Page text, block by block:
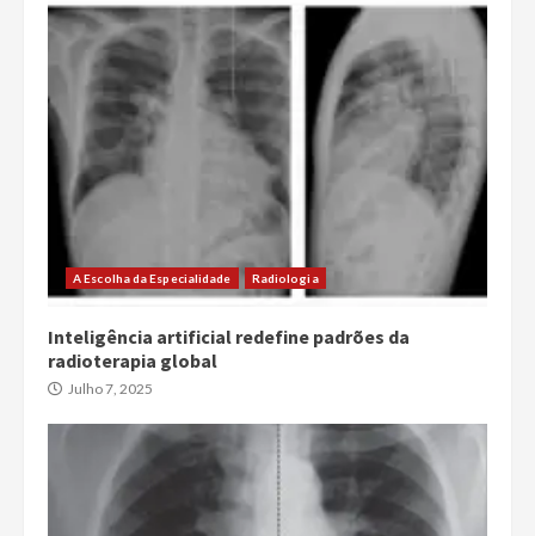
A Escolha da Especialidade Radiologia
Inteligência artificial redefine padrões da
radioterapia global
Julho 7, 2025